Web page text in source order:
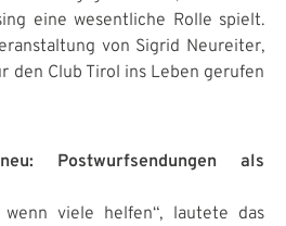
eine wesentliche Rolle spielt.
von Sigrid Neureiter,
den Club Tirol ins Leben gerufen
Postwurfsendungen als
viele helfen“, lautete das